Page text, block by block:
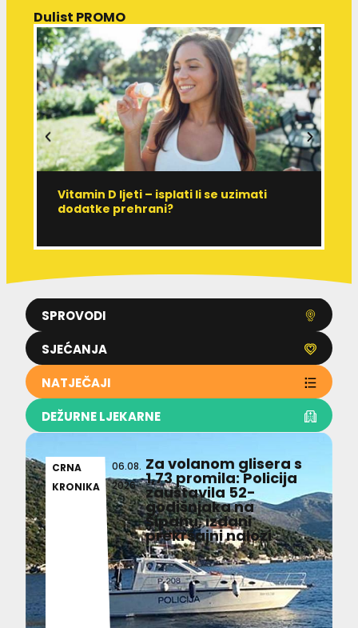
SPROVODI
SJEĆANJA
NATJEČAJI
DEŽURNE LJEKARNE
Dulist PROMO
Vitamin D ljeti – isplati li se uzimati
dodatke prehrani?
CRNA
KRONIKA
06.08.
2026
Za volanom glisera s
1,73 promila: Policija
zaustavila 52-
godišnjaka na
Šipanu, izdani
prekršajni nalozi